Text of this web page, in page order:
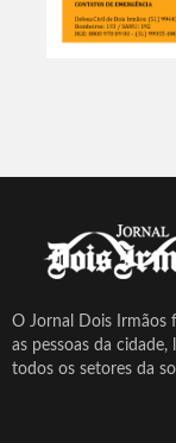
O Jornal Dois Irmãos
as pessoas da
todos os setores da